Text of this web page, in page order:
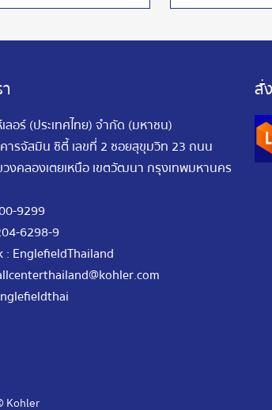
ลอร์ (ประเทศไทย) จำกัด (มหาชน)
ารจัสมิน ซิตี้ เลขที่ 2 ซอยสุขุมวิท 23 ถนน
งคลองเตยเหนือ เขตวัฒนา กรุงเทพมหานคร
9299
6298-9
: EnglefieldThailand
สั่
Kohler